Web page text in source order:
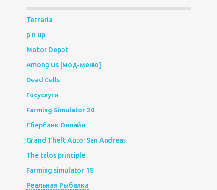
Terraria
pin up
Motor Depot
Among Us [мод-меню]
Dead Cells
Госуслуги
Farming Simulator 20
Сбербанк Онлайн
Grand Theft Auto: San Andreas
The talos principle
Farming simulator 18
Реальная Рыбалка